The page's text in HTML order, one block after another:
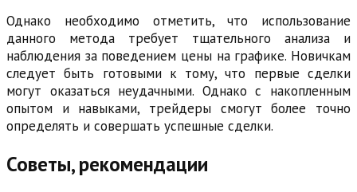
Однако необходимо отметить, что использование
данного метода требует тщательного анализа и
наблюдения за поведением цены на графике. Новичкам
следует быть готовыми к тому, что первые сделки
могут оказаться неудачными. Однако с накопленным
опытом и навыками, трейдеры смогут более точно
определять и совершать успешные сделки.
Советы, рекомендации